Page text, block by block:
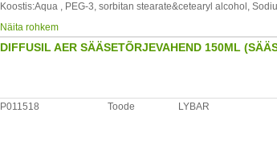
Koostis:Aqua , PEG-3, sorbitan stearate&cetearyl alcohol,
Kasutamine:Täiskasvanutele ja lastele alates 2.eluaastast
Näita rohkem
DIFFUSIL AER SÄÄSETÕRJEVAHEND 150ML
P011518 Toode LYBAR